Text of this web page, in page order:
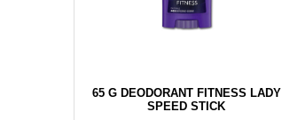
65 G DEODORANT FITNESS LADY
SPEED STICK